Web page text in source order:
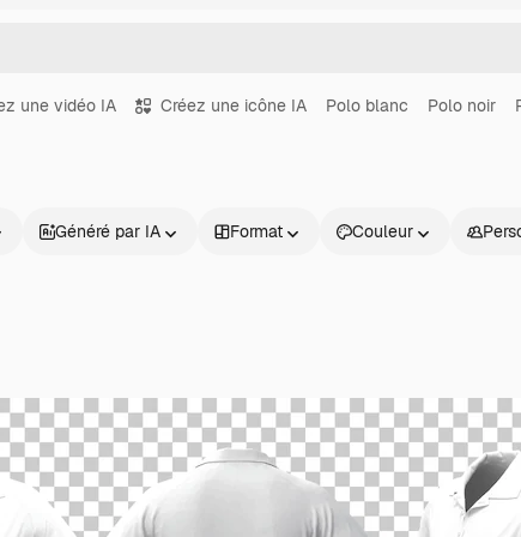
une vidéo IA Créez une icône IA Polo blanc Polo noir
Généré par IA Format Couleur
Commencer